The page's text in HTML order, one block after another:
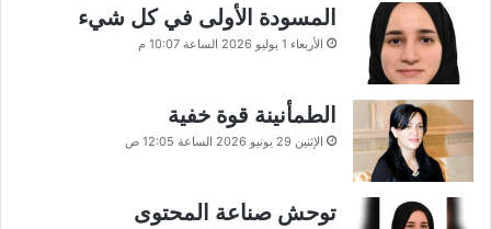
المسودة الأولى في كل شيء
الأربعاء 1 يوليو 2026 الساعة 10:07 م
الطمأنينة قوة خفية
الإثنين 29 يونيو 2026 الساعة 12:05 ص
توحش صناعة المحتوى